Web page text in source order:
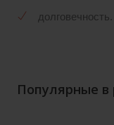
долговечность.
Популярные в